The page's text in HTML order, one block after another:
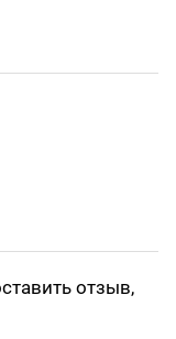
отзыв,